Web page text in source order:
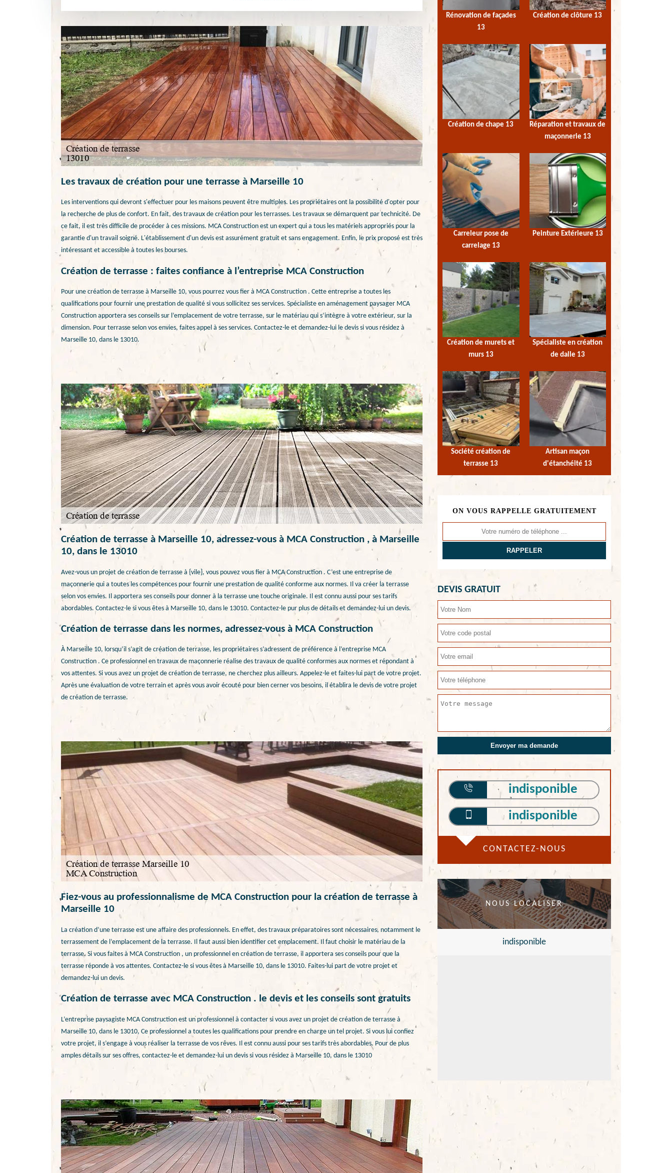
Les travaux de création pour une terrasse à Marseille 10
Les interventions qui devront s'effectuer pour les maisons peuvent être multiples. Les propriétaires ont la possibilité d'opter pour
la recherche de plus de confort. En fait, des travaux de création pour les terrasses. Les travaux se démarquent par technicité. De
ce fait, il est très difficile de procéder à ces missions. MCA Construction est un expert qui a tous les matériels appropriés pour la
garantie d'un travail soigné. L'établissement d'un devis est assurément gratuit et sans engagement. Enfin, le prix proposé est très
intéressant et accessible à toutes les bourses.
Création de terrasse : faites confiance à l’entreprise MCA Construction
Pour une création de terrasse à Marseille 10, vous pourrez vous fier à MCA Construction . Cette entreprise a toutes les
qualifications pour fournir une prestation de qualité si vous sollicitez ses services. Spécialiste en aménagement paysager MCA
Construction apportera ses conseils sur l’emplacement de votre terrasse, sur le matériau qui s’intègre à votre extérieur, sur la
dimension. Pour terrasse selon vos envies, faites appel à ses services. Contactez-le et demandez-lui le devis si vous résidez à
Marseille 10, dans le 13010.
Création de terrasse à Marseille 10, adressez-vous à MCA Construction , à Marseille
10, dans le 13010
Avez-vous un projet de création de terrasse à {vile}, vous pouvez vous fier à MCA Construction . C’est une entreprise de
maçonnerie qui a toutes les compétences pour fournir une prestation de qualité conforme aux normes. Il va créer la terrasse
selon vos envies. Il apportera ses conseils pour donner à la terrasse une touche originale. Il est connu aussi pour ses tarifs
abordables. Contactez-le si vous êtes à Marseille 10, dans le 13010. Contactez-le pur plus de détails et demandez-lui un devis.
Création de terrasse dans les normes, adressez-vous à MCA Construction
À Marseille 10, lorsqu’il s’agit de création de terrasse, les propriétaires s’adressent de préférence à l’entreprise MCA
Construction . Ce professionnel en travaux de maçonnerie réalise des travaux de qualité conformes aux normes et répondant à
vos attentes. Si vous avez un projet de création de terrasse, ne cherchez plus ailleurs. Appelez-le et faites-lui part de votre projet.
Après une évaluation de votre terrain et après vous avoir écouté pour bien cerner vos besoins, il établira le devis de votre projet
de création de terrasse.
Fiez-vous au professionnalisme de MCA Construction pour la création de terrasse à
Marseille 10
La création d’une terrasse est une affaire des professionnels. En effet, des travaux préparatoires sont nécessaires, notamment le
terrassement de l’emplacement de la terrasse. Il faut aussi bien identifier cet emplacement. Il faut choisir le matériau de la
terrasse. Si vous faites à MCA Construction , un professionnel en création de terrasse, il apportera ses conseils pour que la
terrasse réponde à vos attentes. Contactez-le si vous êtes à Marseille 10, dans le 13010. Faites-lui part de votre projet et
demandez-lui un devis.
Création de terrasse avec MCA Construction . le devis et les conseils sont gratuits
L’entreprise paysagiste MCA Construction est un professionnel à contacter si vous avez un projet de création de terrasse à
Marseille 10, dans le 13010, Ce professionnel a toutes les qualifications pour prendre en charge un tel projet. Si vous lui confiez
votre projet, il s’engage à vous réaliser la terrasse de vos rêves. Il est connu aussi pour ses tarifs très abordables. Pour de plus
amples détails sur ses offres, contactez-le et demandez-lui un devis si vous résidez à Marseille 10, dans le 13010
Rénovation de façades
13
Création de clôture 13
Création de chape 13
Réparation et travaux de
maçonnerie 13
Carreleur pose de
carrelage 13
Peinture Extérieure 13
Création de murets et
murs 13
Spécialiste en création
de dalle 13
Société création de
terrasse 13
Artisan maçon
d'étanchéité 13
ON VOUS RAPPELLE GRATUITEMENT
DEVIS GRATUIT
indisponible
indisponible
CONTACTEZ-NOUS
NOUS LOCALISER
indisponible